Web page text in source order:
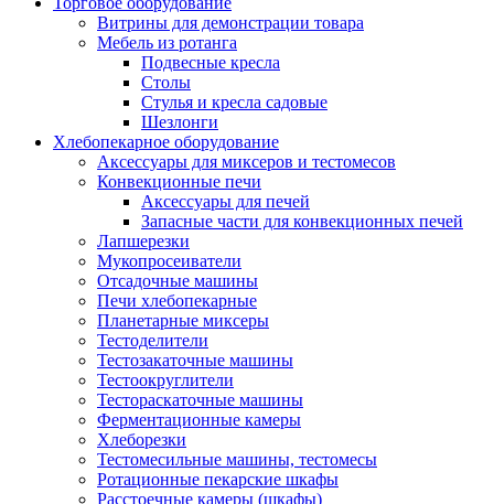
Витрины для демонстрации товара
Мебель из ротанга
Подвесные кресла
Столы
Стулья и кресла садовые
Шезлонги
Хлебопекарное оборудование
Аксессуары для миксеров и тестомесов
Конвекционные печи
Аксессуары для печей
Запасные части для конвекционных печей
Лапшерезки
Мукопросеиватели
Отсадочные машины
Печи хлебопекарные
Планетарные миксеры
Тестоделители
Тестозакаточные машины
Тестоокруглители
Тестораскаточные машины
Ферментационные камеры
Хлеборезки
Тестомесильные машины, тестомесы
Ротационные пекарские шкафы
Расстоечные камеры (шкафы)